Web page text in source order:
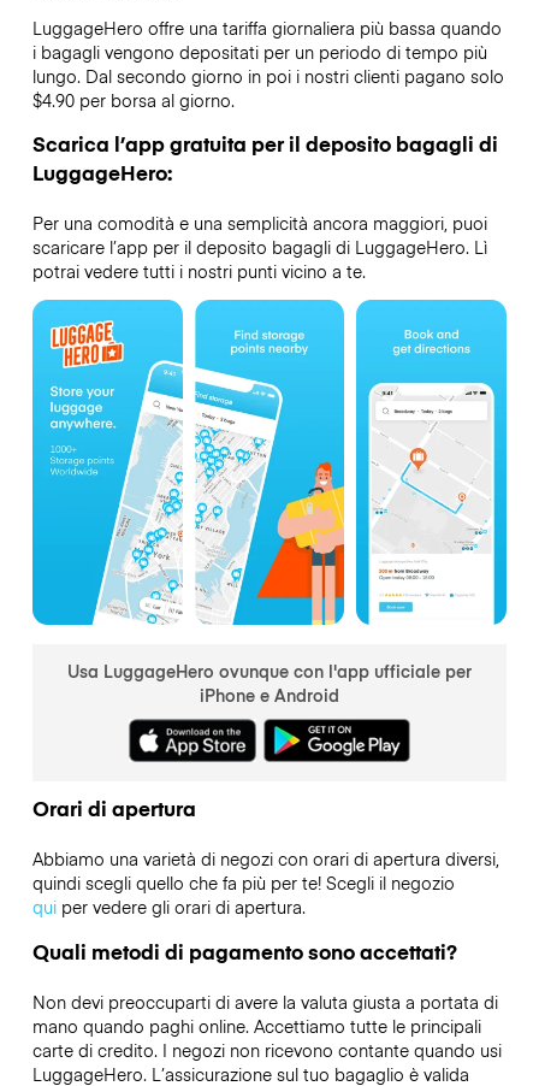
LuggageHero offre una tariffa giornaliera più bassa quando
i bagagli vengono depositati per un periodo di tempo più
lungo. Dal secondo giorno in poi i nostri clienti pagano solo
$4.90 per borsa al giorno.
Scarica l’app gratuita per il deposito bagagli di
LuggageHero:
Per una comodità e una semplicità ancora maggiori, puoi
scaricare l’app per il deposito bagagli di LuggageHero. Lì
potrai vedere tutti i nostri punti vicino a te.
Usa LuggageHero ovunque con l'app ufficiale per
iPhone e Android
Orari di apertura
Abbiamo una varietà di negozi con orari di apertura diversi,
quindi scegli quello che fa più per te! Scegli il negozio
quiper vedere gli orari di apertura.
Quali metodi di pagamento sono accettati?
Non devi preoccuparti di avere la valuta giusta a portata di
mano quando paghi online. Accettiamo tutte le principali
carte di credito. I negozi non ricevono contante quando usi
LuggageHero. L’assicurazione sul tuo bagaglio è valida